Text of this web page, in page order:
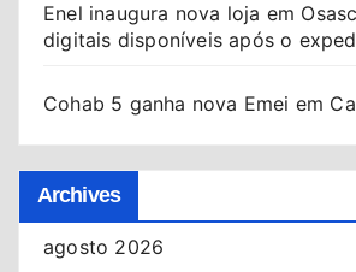
Enel inaugura nova loja em
digitais disponíveis após o
Cohab 5 ganha nova Emei em
Archives
agosto 2026